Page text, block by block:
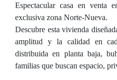
Espectacular casa en venta
exclusiva zona Norte-Nueva.
Descubre esta vivienda
amplitud y la calidad en
distribuida en planta baja,
familias que buscan espacio,